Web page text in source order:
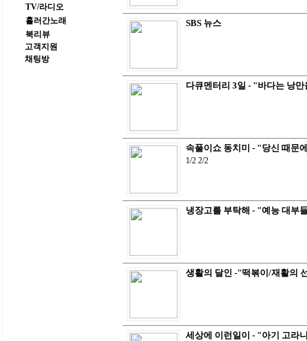
TV/라디오
흘러간노래
북리뷰
고객지원
채팅방
SBS 뉴스
다큐멘터리 3일 - "바다는 낭
속풀이쇼 동치미 - "당신 때문
1/2 2/2
냉장고를 부탁해 - "예능 대부
생활의 달인 -"떡볶이/재활의
세상에 이런일이 - "아기 고라